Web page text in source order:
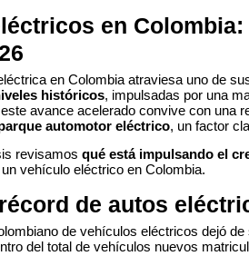
en
en Colombia atraviesa uno de
históricos, impulsadas por una
avance acelerado convive con una
automotor eléctrico, un factor
revisamos qué está impulsando el
vehículo eléctrico en Colombia.
de autos
de vehículos eléctricos dejó
del total de vehículos nuevos